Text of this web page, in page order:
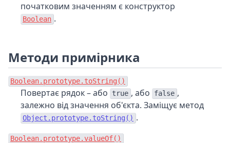
початковим значенням є конструктор
Boolean .
Методи примірника
Boolean.prototype.toString()
Повертає рядок – або true , або false ,
залежно від значення об'єкта. Заміщує метод
Object.prototype.toString() .
Boolean.prototype.valueOf()